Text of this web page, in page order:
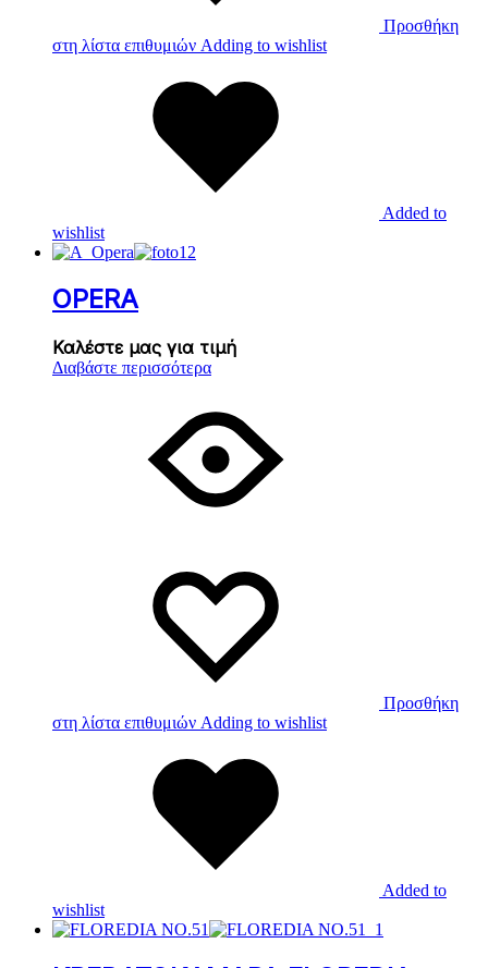
Προσθήκη
στη λίστα επιθυμιών Adding to wishlist
Added to
wishlist
OPERA
Καλέστε μας για τιμή
Διαβάστε περισσότερα
Προσθήκη
στη λίστα επιθυμιών Adding to wishlist
Added to
wishlist